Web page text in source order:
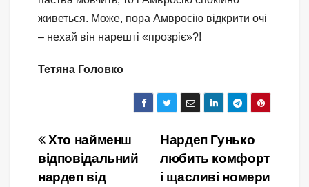
живеться. Може, пора Амвросію відкрити очі
– нехай він нарешті «прозріє»?!
Тетяна Головко
Навігація
записів
Нардеп Гунько
любить комфорт
і щасливі номери
Хто найменш
відповідальний
нардеп від